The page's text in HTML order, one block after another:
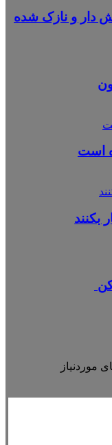
دار و نازک شده
است
بکنند
موردنیاز